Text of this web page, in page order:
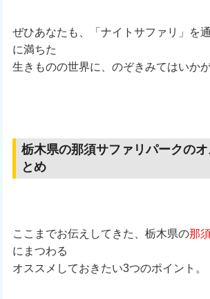
ぜひあなたも、「ナイトサファリ」を
に満ちた
生きものの世界に、のぞきみてはいか
栃木県の那須サファリパーク
とめ
ここまでお伝えしてきた、栃木県の那
にまつわる
オススメしておきたい3つのポイント。